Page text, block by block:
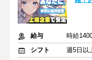
給与
時給
シフト
週5日以